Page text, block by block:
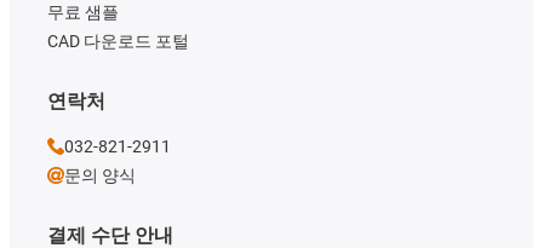
결제 수단 안내
무료 샘플
CAD 다운로드 포털
연락처
032-821-2911
문의 양식